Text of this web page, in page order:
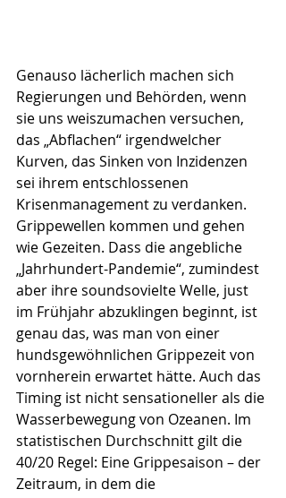
Genauso lächerlich machen sich
Regierungen und Behörden, wenn
sie uns weiszumachen versuchen,
das „Abflachen“ irgendwelcher
Kurven, das Sinken von Inzidenzen
sei ihrem entschlossenen
Krisenmanagement zu verdanken.
Grippewellen kommen und gehen
wie Gezeiten. Dass die angebliche
„Jahrhundert-Pandemie“, zumindest
aber ihre soundsovielte Welle, just
im Frühjahr abzuklingen beginnt, ist
genau das, was man von einer
hundsgewöhnlichen Grippezeit von
vornherein erwartet hätte. Auch das
Timing ist nicht sensationeller als die
Wasserbewegung von Ozeanen. Im
statistischen Durchschnitt gilt die
40/20 Regel: Eine Grippesaison – der
Zeitraum, in dem die